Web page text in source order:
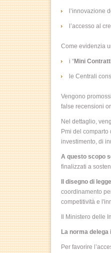
l’innovazione
l’accesso al
Come evidenzia
i “Mini
le Centrali
Vengono
false recensioni
Nel dettaglio,
Pmi del
investimento, di
A questo scopo
finalizzati a
Il disegno di
coordinamento
competitività e
Il Ministero delle
La norma
Per favorire